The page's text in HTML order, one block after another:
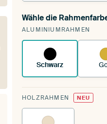
Du spannst
vorhandenen
Wähle die
ALUMINIUMRAHMEN
Schwarz
HOLZRAHMEN NEU